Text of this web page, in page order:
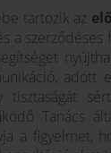
tartozik az
a
adott
Tanács
a figyelmet,